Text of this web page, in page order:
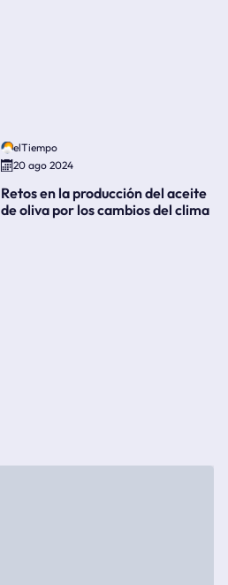
elTiempo
20 ago 2024
Retos en la producción del aceite
de oliva por los cambios del clima